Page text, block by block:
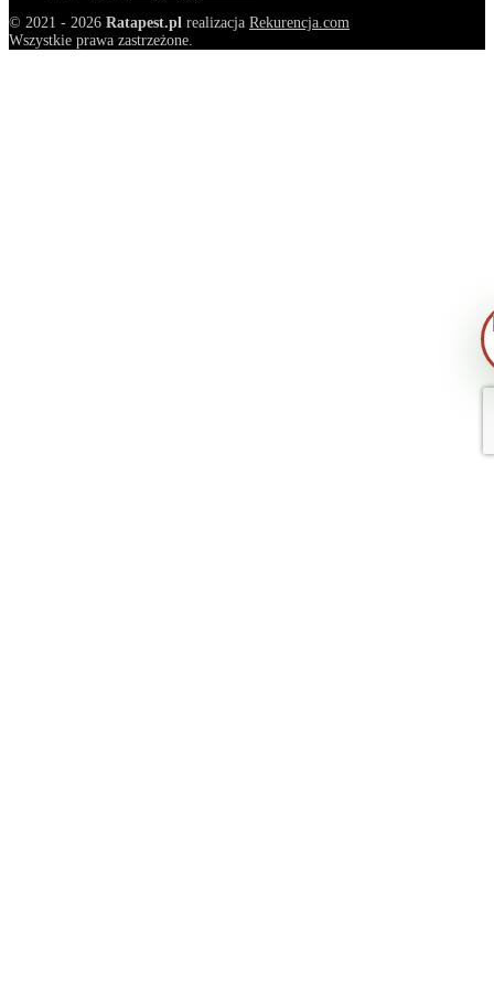
Zrobiłem/am już coś sam/a przed
© 2021 - 2026 Ratapest.pl realizacja Rekurencja.com
Wszystkie prawa zastrzeżone.